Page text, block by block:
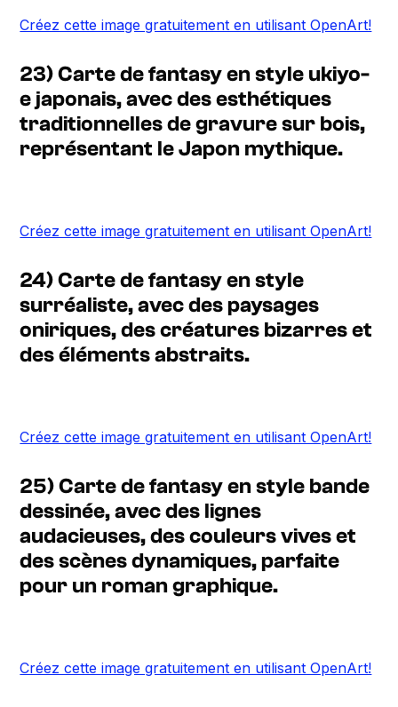
Créez cette image gratuitement en utilisant OpenArt!
23) Carte de fantasy en style ukiyo-
e japonais, avec des esthétiques
traditionnelles de gravure sur bois,
représentant le Japon mythique.
Créez cette image gratuitement en utilisant OpenArt!
24) Carte de fantasy en style
surréaliste, avec des paysages
oniriques, des créatures bizarres et
des éléments abstraits.
Créez cette image gratuitement en utilisant OpenArt!
25) Carte de fantasy en style bande
dessinée, avec des lignes
audacieuses, des couleurs vives et
des scènes dynamiques, parfaite
pour un roman graphique.
Créez cette image gratuitement en utilisant OpenArt!